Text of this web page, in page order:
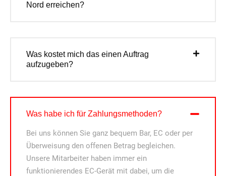
Nord erreichen?
Was kostet mich das einen Auftrag
aufzugeben?
Was habe ich für Zahlungsmethoden?
Bei uns können Sie ganz bequem Bar, EC oder per
Überweisung den offenen Betrag begleichen.
Unsere Mitarbeiter haben immer ein
funktionierendes EC-Gerät mit dabei, um die